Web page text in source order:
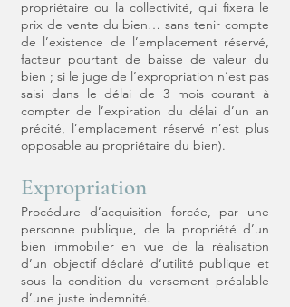
propriétaire ou la collectivité, qui fixera le
prix de vente du bien… sans tenir compte
de l’existence de l’emplacement réservé,
facteur pourtant de baisse de valeur du
bien ; si le juge de l’expropriation n’est pas
saisi dans le délai de 3 mois courant à
compter de l’expiration du délai d’un an
précité, l’emplacement réservé n’est plus
opposable au propriétaire du bien).
Expropriation
Procédure d’acquisition forcée, par une
personne publique, de la propriété d’un
bien immobilier en vue de la réalisation
d’un objectif déclaré d’utilité publique et
sous la condition du versement préalable
d’une juste indemnité.